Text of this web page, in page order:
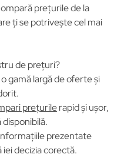
prețurile de la
ți se potrivește cel mai
de prețuri?
gamă largă de oferte și
prețurilerapid și ușor,
prezentate
decizia corectă.